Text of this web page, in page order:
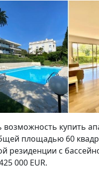
возможность купить
площадью 60
резиденции с
000 EUR.